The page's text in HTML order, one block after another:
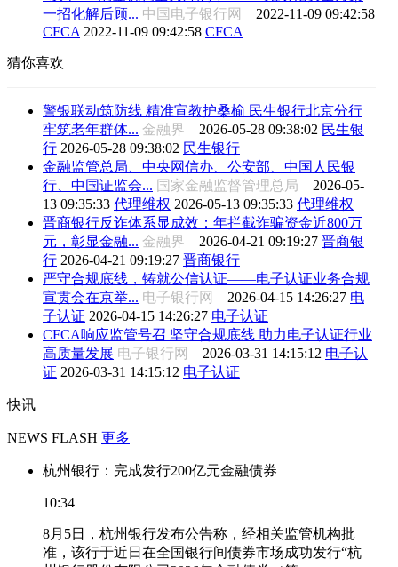
一招化解后顾... 中国电子银行网 2022-11-09 09:42:58
CFCA 2022-11-09 09:42:58 CFCA
猜你喜欢
警银联动筑防线 精准宣教护桑榆 民生银行北京分行
牢筑老年群体... 金融界 2026-05-28 09:38:02 民生银
行 2026-05-28 09:38:02 民生银行
金融监管总局、中央网信办、公安部、中国人民银
行、中国证监会... 国家金融监督管理总局 2026-05-
13 09:35:33 代理维权 2026-05-13 09:35:33 代理维权
晋商银行反诈体系显成效：年拦截诈骗资金近800万
元，彰显金融... 金融界 2026-04-21 09:19:27 晋商银
行 2026-04-21 09:19:27 晋商银行
严守合规底线，铸就公信认证——电子认证业务合规
宣贯会在京举... 电子银行网 2026-04-15 14:26:27 电
子认证 2026-04-15 14:26:27 电子认证
CFCA响应监管号召 坚守合规底线 助力电子认证行业
高质量发展 电子银行网 2026-03-31 14:15:12 电子认
证 2026-03-31 14:15:12 电子认证
快讯
NEWS FLASH 更多
杭州银行：完成发行200亿元金融债券
10:34
8月5日，杭州银行发布公告称，经相关监管机构批
准，该行于近日在全国银行间债券市场成功发行“杭